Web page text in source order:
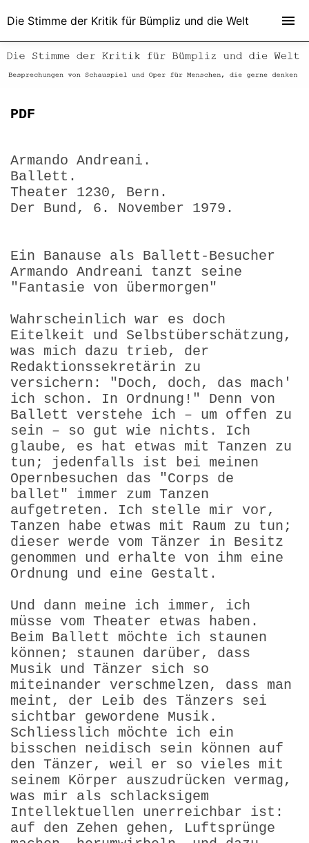
PDF
Armando Andreani.
Ballett.
Theater 1230, Bern.
Der Bund, 6. November 1979.
Ein Banause als Ballett-Besucher
Armando Andreani tanzt seine
"Fantasie von übermorgen"
Wahrscheinlich war es doch
Eitelkeit und Selbstüberschätzung,
was mich dazu trieb, der
Redaktionssekretärin zu
versichern: "Doch, doch, das mach'
ich schon. In Ordnung!" Denn von
Ballett verstehe ich – um offen zu
sein – so gut wie nichts. Ich
glaube, es hat etwas mit Tanzen zu
tun; jedenfalls ist bei meinen
Opernbesuchen das "Corps de
ballet" immer zum Tanzen
aufgetreten. Ich stelle mir vor,
Tanzen habe etwas mit Raum zu tun;
dieser werde vom Tänzer in Besitz
genommen und erhalte von ihm eine
Ordnung und eine Gestalt.
Und dann meine ich immer, ich
müsse vom Theater etwas haben.
Beim Ballett möchte ich staunen
können; staunen darüber, dass
Musik und Tänzer sich so
miteinander verschmelzen, dass man
meint, der Leib des Tänzers sei
sichtbar gewordene Musik.
Schliesslich möchte ich ein
bisschen neidisch sein können auf
den Tänzer, weil er so vieles mit
seinem Körper auszudrücken vermag,
was mir als schlacksigem
Intellektuellen unerreichbar ist:
auf den Zehen gehen, Luftsprünge
Die Stimme der Kritik für Bümpliz und die Welt